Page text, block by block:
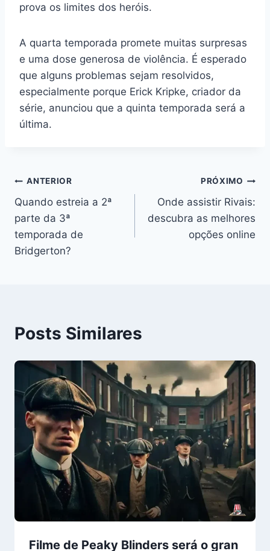
prova os limites dos heróis.
A quarta temporada promete muitas surpresas
e uma dose generosa de violência. É esperado
que alguns problemas sejam resolvidos,
especialmente porque Erick Kripke, criador da
série, anunciou que a quinta temporada será a
última.
Navegação
de
Post
ANTERIOR
Quando estreia a 2ª
parte da 3ª
temporada de
Bridgerton?
PRÓXIMO
Onde assistir Rivais:
descubra as melhores
opções online
Posts Similares
Filme de Peaky Blinders será o gran